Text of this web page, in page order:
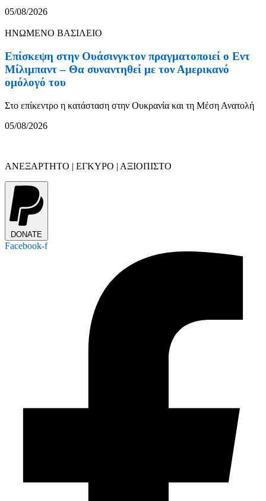
05/08/2026
ΗΝΩΜΕΝΟ ΒΑΣΙΛΕΙΟ
Επίσκεψη στην Ουάσινγκτον πραγματοποιεί ο Εντ
Μίλιμπαντ – Θα συναντηθεί με τον Αμερικανό
ομόλογό του
Στο επίκεντρο η κατάσταση στην Ουκρανία και τη Μέση Ανατολή
05/08/2026
ΑΝΕΞΑΡΤΗΤΟ | ΕΓΚΥΡΟ | ΑΞΙΟΠΙΣΤΟ
DONATE
Facebook-f